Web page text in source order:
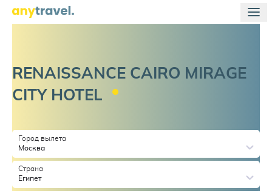
RENAISSANCE CAIRO MIRAGE
CITY HOTEL
Город вылета
Москва
Страна
Египет